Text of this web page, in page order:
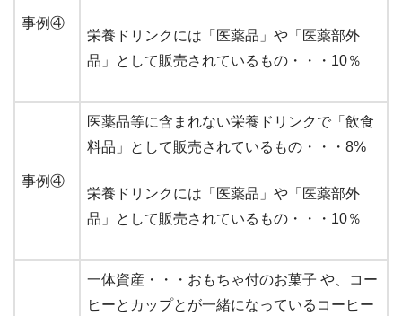
事例④
栄養ドリンクには「医薬品」や「医薬部外
品」として販売されているもの・・・10％
事例④
医薬品等に含まれない栄養ドリンクで「飲食
料品」として販売されているもの・・・8%
栄養ドリンクには「医薬品」や「医薬部外
品」として販売されているもの・・・10％
一体資産・・・おもちゃ付のお菓子 や、コー
ヒーとカップとが一緒になっているコーヒー